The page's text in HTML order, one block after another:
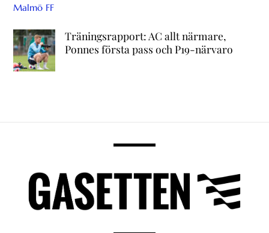
Träningsrapport: AC allt närmare,
Ponnes första pass och P19-närvaro